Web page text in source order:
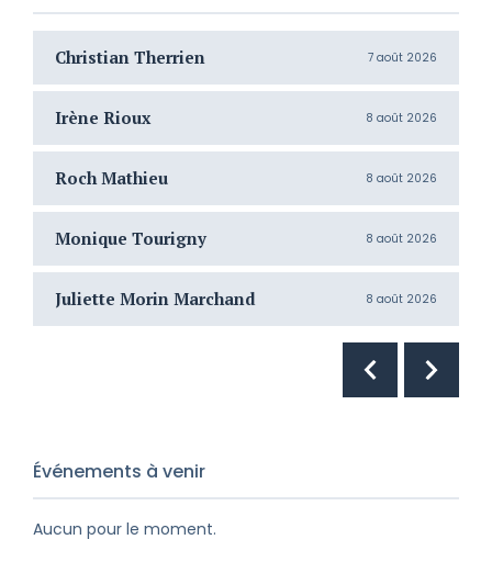
Christian Therrien 7 août 2026
Irène Rioux 8 août 2026
Roch Mathieu 8 août 2026
Monique Tourigny 8 août 2026
Juliette Morin Marchand 8 août 2026
Événements à venir
Aucun pour le moment.